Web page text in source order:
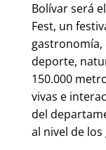
Bolívar será
Fest, un
deporte,
150.000
vivas e
del
al nivel de